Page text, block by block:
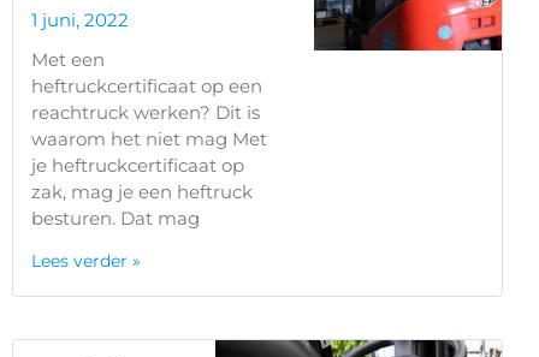
1 juni, 2022
Met een
heftruckcertificaat op een
reachtruck werken? Dit is
waarom het niet mag Met
je heftruckcertificaat op
zak, mag je een heftruck
besturen. Dat mag
Lees verder »